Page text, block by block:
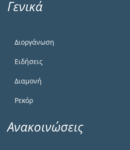
Γενικά
Διοργάνωση
Ειδήσεις
Διαμονή
Ρεκόρ
Ανακοινώσεις